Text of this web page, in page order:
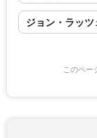
ジョン・ラッ
このペー